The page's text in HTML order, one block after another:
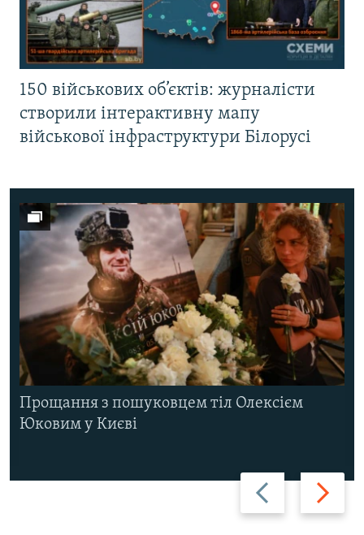
150 військових об’єктів: журналісти
створили інтерактивну мапу
військової інфраструктури Білорусі
Назад Вперед
Прощання з пошуковцем тіл Олексієм
Юковим у Києві